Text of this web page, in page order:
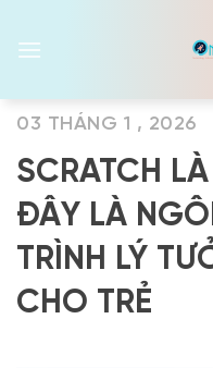
content
03 THÁNG 1 , 2026
SCRATCH
ĐÂY LÀ
TRÌNH LÝ
CHO TRẺ